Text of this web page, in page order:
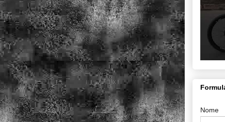
Nome